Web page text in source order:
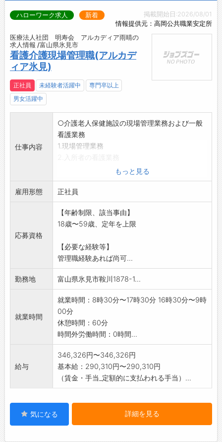
掲載開始日:2026/08/01
情報提供元：高岡公共職業安定所
ハローワーク求人 新着
医療法人社団 明寿会 アルカディア雨晴の
求人情報 /富山県氷見市
看護介護現場管理職(アルカデ
ィア氷見)
正社員 未経験者活躍中
専門卒以上
男女活躍中
仕事内容
○介護老人保健施設の現場管理業務および一般
看護業務
1.現場管理業務
・入所者の健康管理
・服薬管理
・診察の補助、医師の指示に基づく医療行為
(経管栄養、喀痰吸引、点滴、インシュリン注射
等)
変更範囲:変更なし
もっと見る
雇用形態 正社員
応募資格
【年齢制限、該当事由】
18歳〜59歳、定年を上限
【必要な経験等】
管理職経験あれば尚可...
勤務地 富山県氷見市鞍川1878-1...
就業時間
就業時間：8時30分〜17時30分 16時30分〜9時
00分
休憩時間：60分
時間外労働時間：0時間...
給与
346,326円〜346,326円
基本給：290,310円〜290,310円
（賃金・手当_定額的に支払われる手当）...
気になる 詳細を見る